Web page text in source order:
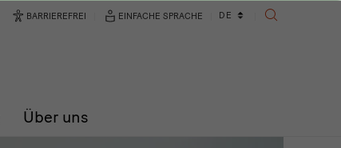
Über uns
BARRIEREFREI EINFACHE SPRACHE
Sprachwechsler
DE
SUCHE